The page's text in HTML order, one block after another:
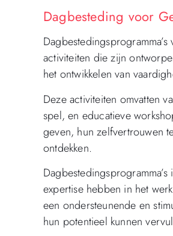
Dagbesteding voor
activiteiten die zijn
het ontwikkelen van
Deze activiteiten omvatten
spel, en educatieve
geven, hun zelfvertrouwen
ontdekken.
expertise hebben in het
een ondersteunende en
hun potentieel kunnen